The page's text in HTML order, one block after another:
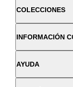
COLECCIONES
INFORMACIÓN
AYUDA